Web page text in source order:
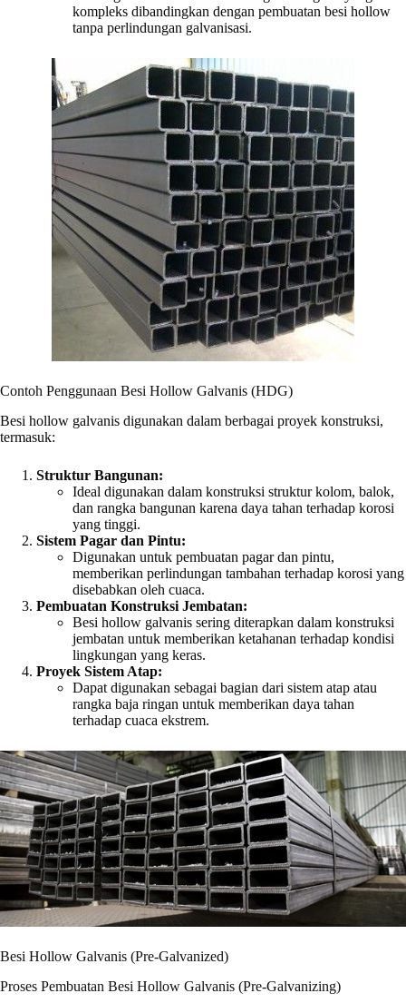
kompleks dibandingkan dengan pembuatan besi hollow
tanpa perlindungan galvanisasi.
Contoh Penggunaan Besi Hollow Galvanis (HDG)
Besi hollow galvanis digunakan dalam berbagai proyek konstruksi,
termasuk:
Struktur Bangunan:
Ideal digunakan dalam konstruksi struktur kolom, balok,
dan rangka bangunan karena daya tahan terhadap korosi
yang tinggi.
Sistem Pagar dan Pintu:
Digunakan untuk pembuatan pagar dan pintu,
memberikan perlindungan tambahan terhadap korosi yang
disebabkan oleh cuaca.
Pembuatan Konstruksi Jembatan:
Besi hollow galvanis sering diterapkan dalam konstruksi
jembatan untuk memberikan ketahanan terhadap kondisi
lingkungan yang keras.
Proyek Sistem Atap:
Dapat digunakan sebagai bagian dari sistem atap atau
rangka baja ringan untuk memberikan daya tahan
terhadap cuaca ekstrem.
Besi Hollow Galvanis (Pre-Galvanized)
Proses Pembuatan Besi Hollow Galvanis (Pre-Galvanizing)